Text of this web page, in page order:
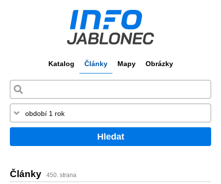
Katalog Články Mapy Obrázky
Hledat
Články 450. strana